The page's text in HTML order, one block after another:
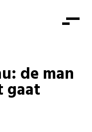
de man
gaat